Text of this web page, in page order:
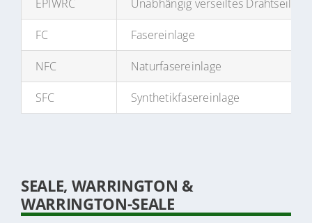
EPIWRC Unabhängig verseiltes Drahtseil
FC Fasereinlage
NFC Naturfasereinlage
SFC Synthetikfasereinlage
SEALE, WARRINGTON &
WARRINGTON-SEALE